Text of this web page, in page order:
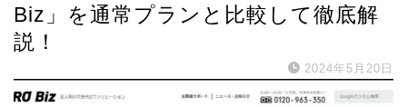
Biz」を通常プランと比較して徹底解
説！
2024年5月20日